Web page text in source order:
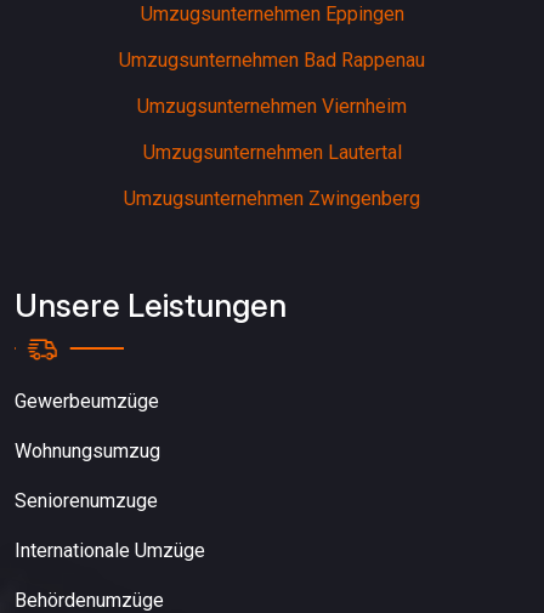
Umzugsunternehmen Eppingen
Umzugsunternehmen Bad Rappenau
Umzugsunternehmen Viernheim
Umzugsunternehmen Lautertal
Umzugsunternehmen Zwingenberg
Unsere Leistungen
Gewerbeumzüge
Wohnungsumzug
Seniorenumzuge
Internationale Umzüge
Behördenumzüge